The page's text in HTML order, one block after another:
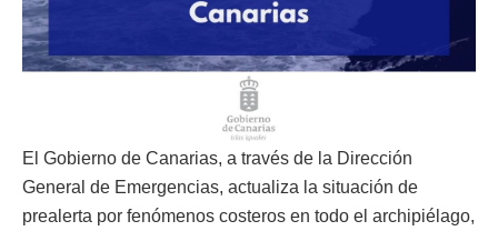
El Gobierno de Canarias, a través de la Dirección
General de Emergencias, actualiza la situación de
prealerta por fenómenos costeros en todo el archipiélago,